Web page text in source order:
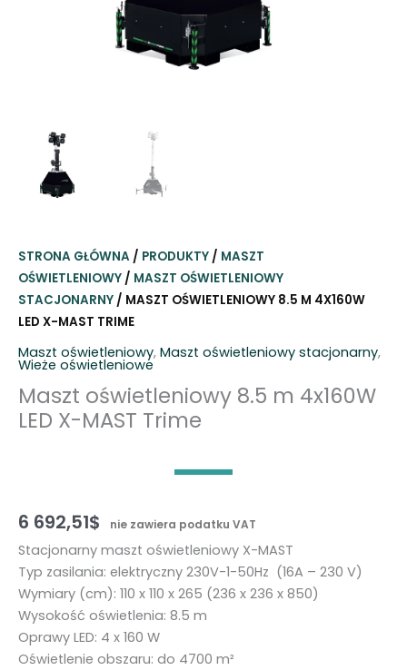
STRONA GŁÓWNA / PRODUKTY / MASZT
OŚWIETLENIOWY / MASZT OŚWIETLENIOWY
STACJONARNY / MASZT OŚWIETLENIOWY 8.5 M 4X160W
LED X-MAST TRIME
Maszt oświetleniowy, Maszt oświetleniowy stacjonarny,
Wieże oświetleniowe
Maszt oświetleniowy 8.5 m 4x160W
LED X-MAST Trime
6 692,51$ nie zawiera podatku VAT
Stacjonarny maszt oświetleniowy X-MAST
Typ zasilania: elektryczny 230V-1-50Hz (16A – 230 V)
Wymiary (cm): 110 x 110 x 265 (236 x 236 x 850)
Wysokość oświetlenia: 8.5 m
Oprawy LED: 4 x 160 W
Oświetlenie obszaru: do 4700 m²